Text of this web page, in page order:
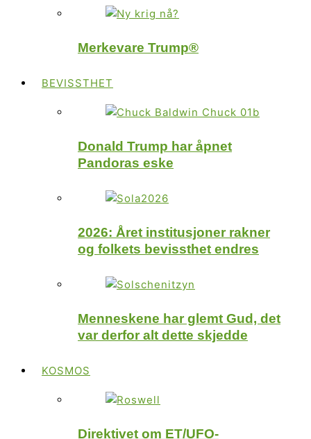
Merkevare Trump®
BEVISSTHET
Donald Trump har åpnet
Pandoras eske
2026: Året institusjoner rakner
og folkets bevissthet endres
Menneskene har glemt Gud, det
var derfor alt dette skjedde
KOSMOS
Direktivet om ET/UFO-